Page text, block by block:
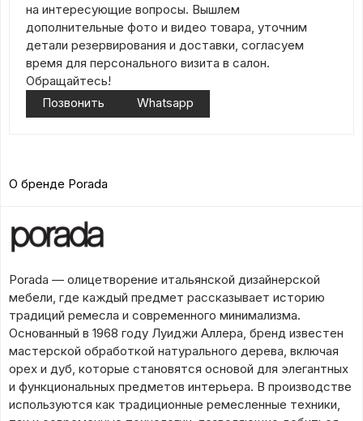
на интересующие вопросы. Вышлем
дополнительные фото и видео товара, уточним
детали резервирования и доставки, согласуем
время для персонального визита в салон.
Обращайтесь!
Позвонить
Whatsapp
О бренде Porada
Porada — олицетворение итальянской дизайнерской
мебели, где каждый предмет рассказывает историю
традиций ремесла и современного минимализма.
Основанный в 1968 году Луиджи Аллера, бренд известен
мастерской обработкой натурального дерева, включая
орех и дуб, которые становятся основой для элегантных
и функциональных предметов интерьера. В производстве
используются как традиционные ремесленные техники,